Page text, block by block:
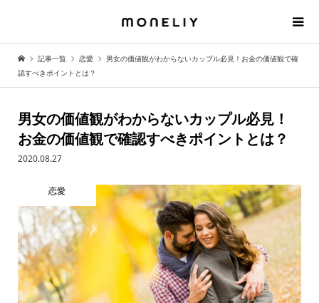
記事一覧 恋愛
男女の価値観がわからないカップル必見！お金の価値観で確
認すべきポイントとは？
男女の価値観がわからないカップル必見！
お金の価値観で確認すべきポイントとは？
2020.08.27
恋愛